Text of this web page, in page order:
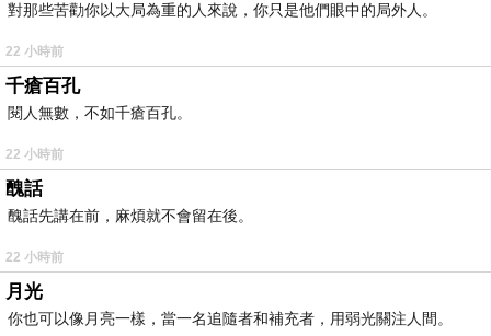
對那些苦勸你以大局為重的人來說，你只是他們眼中的局外人。
22 小時前
千瘡百孔
閱人無數，不如千瘡百孔。
22 小時前
醜話
醜話先講在前，麻煩就不會留在後。
22 小時前
月光
你也可以像月亮一樣，當一名追隨者和補充者，用弱光關注人間。